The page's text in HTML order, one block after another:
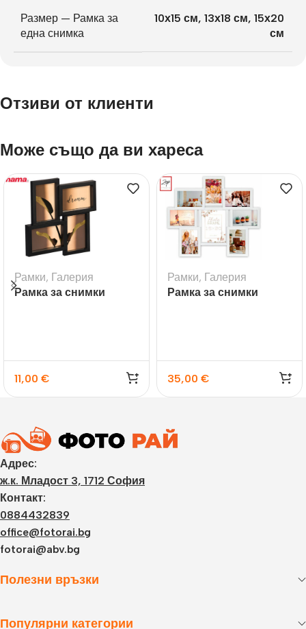
Размер — Рамка за
една снимка
10х15 см, 13х18 см, 15х20
см
Отзиви от клиенти
Може също да ви хареса
Рамки, Галерия
Рамка за снимки
11,00 €
Рамки, Галерия
Рамка за снимки
35,00 €
Адрес:
ж.к. Младост 3, 1712 София
Контакт:
0884432839
office@fotorai.bg
fotorai@abv.bg
Полезни връзки
Популярни категории